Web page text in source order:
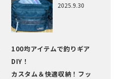
2025.9.30
100均アイテムで釣りギア
DIY！
カスタム＆快適収納！フッ